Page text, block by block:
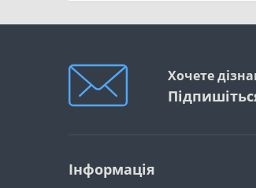
Хочете
Інформація